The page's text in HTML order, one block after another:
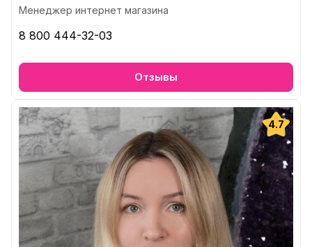
Менеджер интернет магазина
8 800 444-32-03
Отзывы
4.7